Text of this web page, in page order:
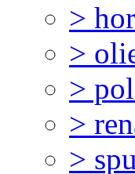
>
>
>
>
>